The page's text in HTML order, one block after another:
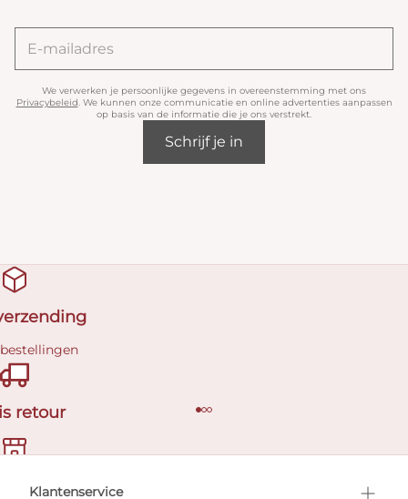
We verwerken je persoonlijke gegevens in overeenstemming met ons
Privacybeleid. We kunnen onze communicatie en online advertenties aanpassen
op basis van de informatie die je ons verstrekt.
Schrijf je in
retour
afspraak
Klantenservice